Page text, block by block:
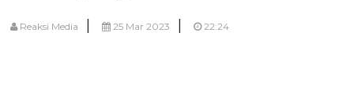
Reaksi Media | 25 Mar 2023 | 22:24